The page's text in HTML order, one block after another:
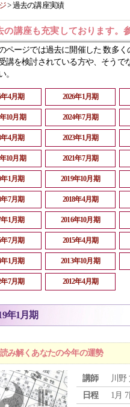
>過去の講座実績
の講座も充実しております。
ページでは過去に開催した 数多く
講を検討されている方や、そう
。
年4月期 2026年1月期
10月期 2024年7月期
年4月期 2023年1月期
10月期 2021年7月期
年1月期 2019年10月期
年7月期 2018年4月期
年1月期 2016年10月期
年7月期 2015年4月期
年1月期 2013年10月期
年7月期 2012年4月期
年1月期
み解くあなたの今年の運勢
講師
川野
日程
1月 7